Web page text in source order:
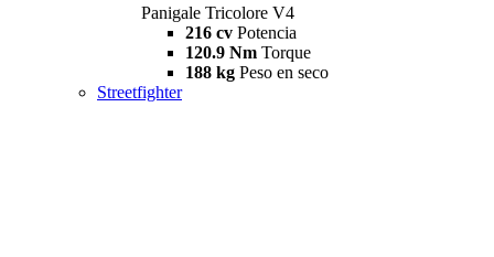
Panigale Tricolore V4
216 cv Potencia
120.9 Nm Torque
188 kg Peso en seco
Streetfighter